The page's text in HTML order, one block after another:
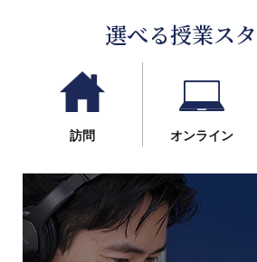
選べる授業ス
訪問 オンライン